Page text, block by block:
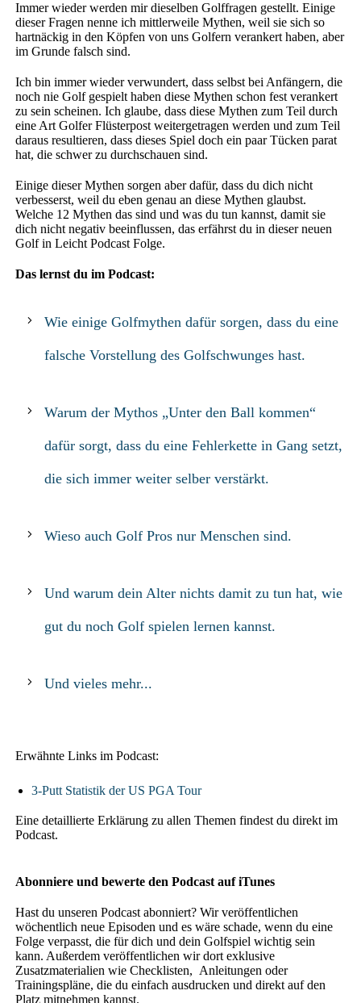
Immer wieder werden mir dieselben Golffragen gestellt. Einige
dieser Fragen nenne ich mittlerweile Mythen, weil sie sich so
hartnäckig in den Köpfen von uns Golfern verankert haben, aber
im Grunde falsch sind.
Ich bin immer wieder verwundert, dass selbst bei Anfängern, die
noch nie Golf gespielt haben diese Mythen schon fest verankert
zu sein scheinen. Ich glaube, dass diese Mythen zum Teil durch
eine Art Golfer Flüsterpost weitergetragen werden und zum Teil
daraus resultieren, dass dieses Spiel doch ein paar Tücken parat
hat, die schwer zu durchschauen sind.
Einige dieser Mythen sorgen aber dafür, dass du dich nicht
verbesserst, weil du eben genau an diese Mythen glaubst.
Welche 12 Mythen das sind und was du tun kannst, damit sie
dich nicht negativ beeinflussen, das erfährst du in dieser neuen
Golf in Leicht Podcast Folge.
Das lernst du im Podcast:
Wie einige Golfmythen dafür sorgen, dass du eine
falsche Vorstellung des Golfschwunges hast.
Warum der Mythos „Unter den Ball kommen“
dafür sorgt, dass du eine Fehlerkette in Gang setzt,
die sich immer weiter selber verstärkt.
Wieso auch Golf Pros nur Menschen sind.
Und warum dein Alter nichts damit zu tun hat, wie
gut du noch Golf spielen lernen kannst.
Und vieles mehr...
Erwähnte Links im Podcast:
3-Putt Statistik der US PGA Tour
Eine detaillierte Erklärung zu allen Themen findest du direkt im
Podcast.
Abonniere und bewerte den Podcast auf iTunes
Hast du unseren Podcast abonniert? Wir veröffentlichen
wöchentlich neue Episoden und es wäre schade, wenn du eine
Folge verpasst, die für dich und dein Golfspiel wichtig sein
kann. Außerdem veröffentlichen wir dort exklusive
Zusatzmaterialien wie Checklisten, Anleitungen oder
Trainingspläne, die du einfach ausdrucken und direkt auf den
Platz mitnehmen kannst.